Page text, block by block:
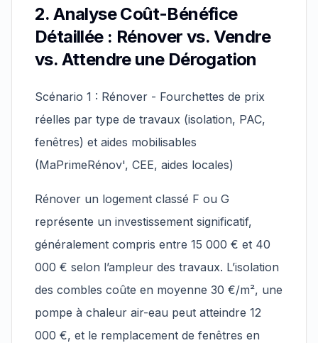
2. Analyse Coût-Bénéfice
Détaillée : Rénover vs. Vendre
vs. Attendre une Dérogation
Scénario 1 : Rénover - Fourchettes de prix
réelles par type de travaux (isolation, PAC,
fenêtres) et aides mobilisables
(MaPrimeRénov', CEE, aides locales)
Rénover un logement classé F ou G
représente un investissement significatif,
généralement compris entre 15 000 € et 40
000 € selon l’ampleur des travaux. L’isolation
des combles coûte en moyenne 30 €/m², une
pompe à chaleur air-eau peut atteindre 12
000 €, et le remplacement de fenêtres en